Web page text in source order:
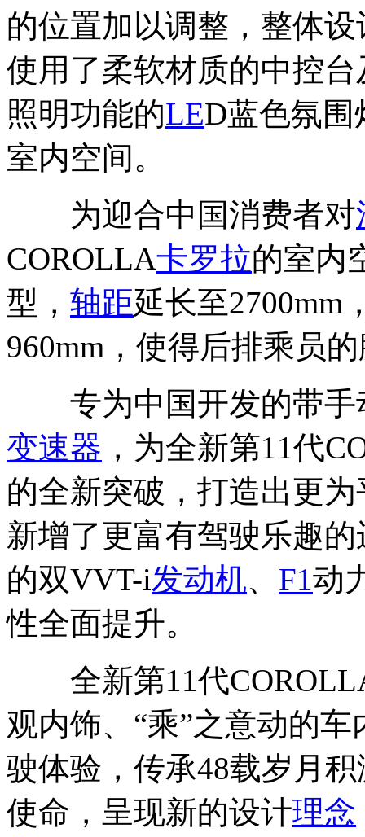
的位置加以调整，整体
使用了柔软材质的中控
照明功能的LED蓝色氛
室内空间。
为迎合中国消费者对
COROLLA卡罗拉的室内
型， 轴距延长至2700mm
960mm，使得后排乘员
专为中国开发的带手
变速器 ，为全新第11代
的全新突破，打造出更
新增了更富有驾驶乐趣
的双VVT-i发动机、 F1动
性全面提升。
全新第11代
观内饰、“乘”之意动的
驶体验，传承48载岁月
使命，呈现新的设计理念